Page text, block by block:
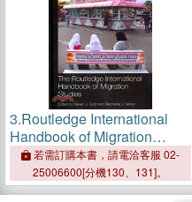
3.Routledge International
Handbook of Migration
Studies
若需訂購本書，請電洽客服 02-
25006600[分機130、131]。